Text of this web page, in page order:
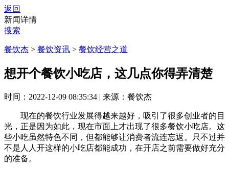
返回
新闻详情
搜索
餐饮杰 > 餐饮资讯 > 餐饮经营之道
想开个餐饮小吃店，这几点你得弄清楚
时间：2022-12-09 08:35:34 | 来源：餐饮杰
现在的餐饮行业发展得越来越好，吸引了很多创业者的目
光，正是因为如此，现在市面上才出现了很多餐饮小吃店。这
些小吃虽然特色不同，但都能够让消费者流连忘返。只不过并
不是人人开这样的小吃店都能成功，在开店之前需要做好充分
的准备。